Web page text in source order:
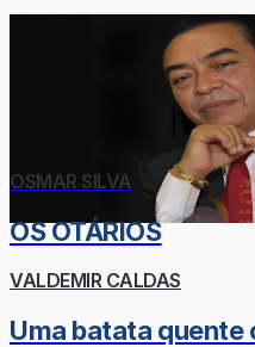
OSMAR SILVA
OS OTÁRIOS
VALDEMIR CALDAS
Uma batata quente